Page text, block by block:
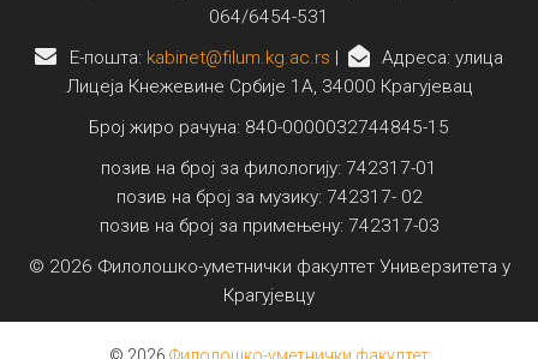
064/6454-531
E-пошта: kabinet@filum.kg.ac.rs |
Адреса: улица
Лицеја Кнежевине Србије 1А, 34000 Крагујевац
Број жиро рачуна: 840-0000032744845-15
позив на број за филологију: 742317-01
позив на број за музику: 742317- 02
позив на број за примењену: 742317-03
© 2026 Филолошко-уметнички факултет Универзитета у
Крагујевцу